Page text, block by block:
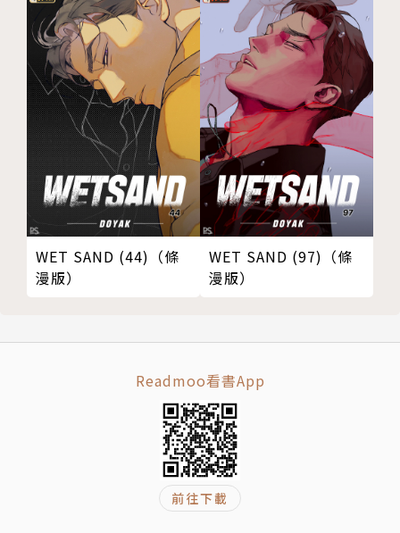
其它系列：《林青慧希臘精靈塔羅牌》《小影夢手記》
(圖文書)、《精靈國度》《美人‧傾聽》《花菲花》
（畫冊）
相關著作
《花開千年(03)壓克力場景組》
《花開千年(03)雙開L夾+特典卡》
《花開千年(02)》
《花開千年(01)》
《糖罐裡的甜甜圈2.-小影作品集2》
《糖罐裡的甜甜圈1.-小影作品集1》
WET SAND (44)（條
漫版）
WET SAND (97)（條
漫版）
Readmoo看書App
前往下載